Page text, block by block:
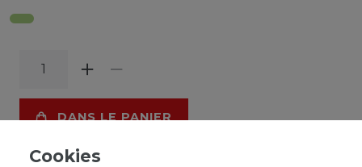
DANS LE PANIER
Cookies